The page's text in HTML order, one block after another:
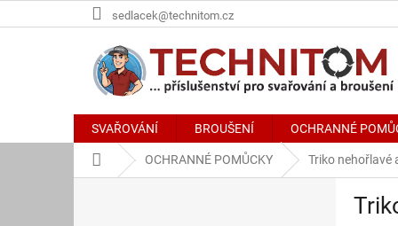
na
sedlacek@technitom.cz
SVAŘOVÁNÍ BROUŠENÍ OCHRANNÉ
Domů OCHRANNÉ POMŮCKY Triko nehořlavé